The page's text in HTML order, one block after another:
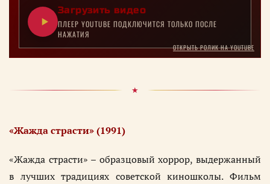
Загрузить видео
ПЛЕЕР YOUTUBE ПОДКЛЮЧИТСЯ ТОЛЬКО ПОСЛЕ
НАЖАТИЯ
ОТКРЫТЬ РОЛИК НА YOUTUBE
«Жажда страсти» (1991)
«Жажда страсти» – образцовый хоррор, выдержанный
в лучших традициях советской киношколы. Фильм